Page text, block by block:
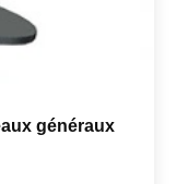
généraux